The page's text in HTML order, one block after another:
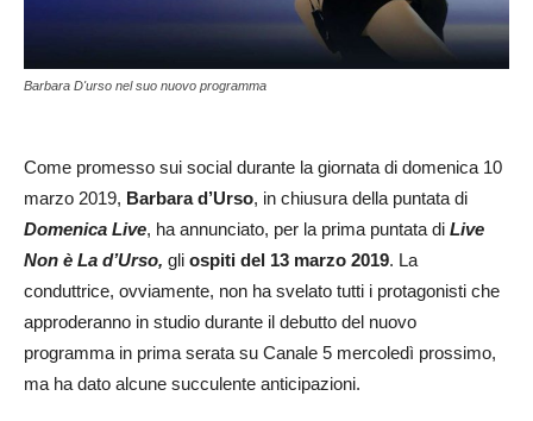
Barbara D'urso nel suo nuovo programma
Come promesso sui social durante la giornata di domenica 10
marzo 2019, Barbara d’Urso, in chiusura della puntata di
Domenica Live, ha annunciato, per la prima puntata di Live
Non è La d’Urso, gli ospiti del 13 marzo 2019. La
conduttrice, ovviamente, non ha svelato tutti i protagonisti che
approderanno in studio durante il debutto del nuovo
programma in prima serata su Canale 5 mercoledì prossimo,
ma ha dato alcune succulente anticipazioni.